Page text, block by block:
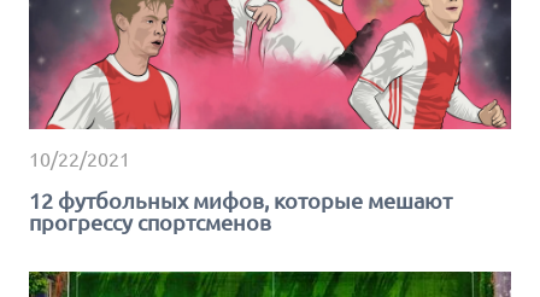
10/22/2021
12 футбольных мифов, которые мешают
прогрессу спортсменов